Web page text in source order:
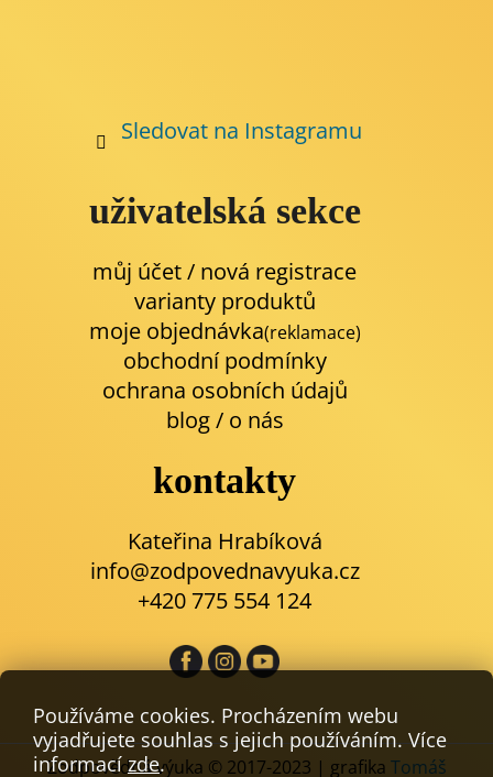
Používáme cookies. Procházením webu
vyjadřujete souhlas s jejich používáním. Více
informacízde.
Sledovat na Instagramu
uživatelská sekce
můj účet / nová registrace
varianty produktů
moje objednávka(reklamace)
obchodní podmínky
ochrana osobních údajů
blog/ o nás
kontakty
Kateřina Hrabíková
info@zodpovednavyuka.cz
+420 775 554 124
Zodpovědná výuka © 2017-2023 | grafika Tomáš